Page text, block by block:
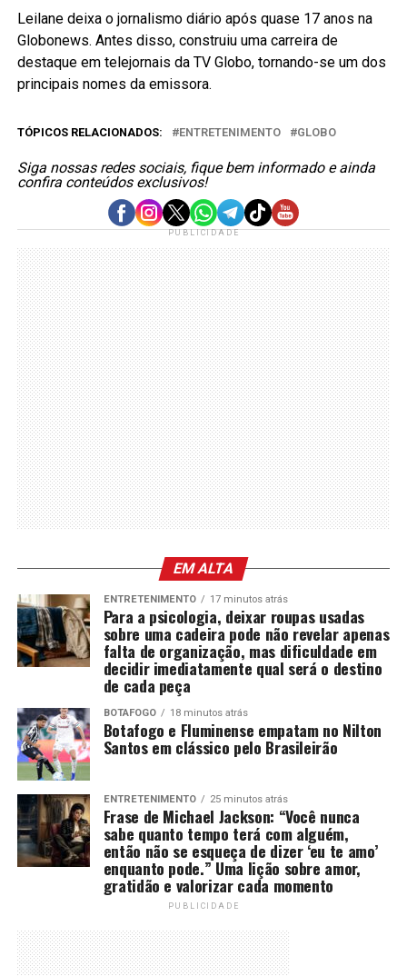
Leilane deixa o jornalismo diário após quase 17 anos na
Globonews. Antes disso, construiu uma carreira de
destaque em telejornais da TV Globo, tornando-se um dos
principais nomes da emissora.
TÓPICOS RELACIONADOS: ENTRETENIMENTO GLOBO
Siga nossas redes sociais, fique bem informado e ainda
confira conteúdos exclusivos!
PUBLICIDADE
EM ALTA
ENTRETENIMENTO 17 minutos atrás
Para a psicologia, deixar roupas usadas
sobre uma cadeira pode não revelar apenas
falta de organização, mas dificuldade em
decidir imediatamente qual será o destino
de cada peça
BOTAFOGO 18 minutos atrás
Botafogo e Fluminense empatam no Nilton
Santos em clássico pelo Brasileirão
ENTRETENIMENTO 25 minutos atrás
Frase de Michael Jackson: “Você nunca
sabe quanto tempo terá com alguém,
então não se esqueça de dizer ‘eu te amo’
enquanto pode.” Uma lição sobre amor,
gratidão e valorizar cada momento
PUBLICIDADE